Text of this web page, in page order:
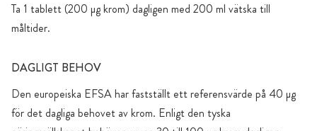
Ta 1 tablett (200 µg krom) dagligen med 200 ml vätska till
måltider.
DAGLIGT BEHOV
Den europeiska EFSA har fastställt ett referensvärde på 40 µg
för det dagliga behovet av krom. Enligt den tyska